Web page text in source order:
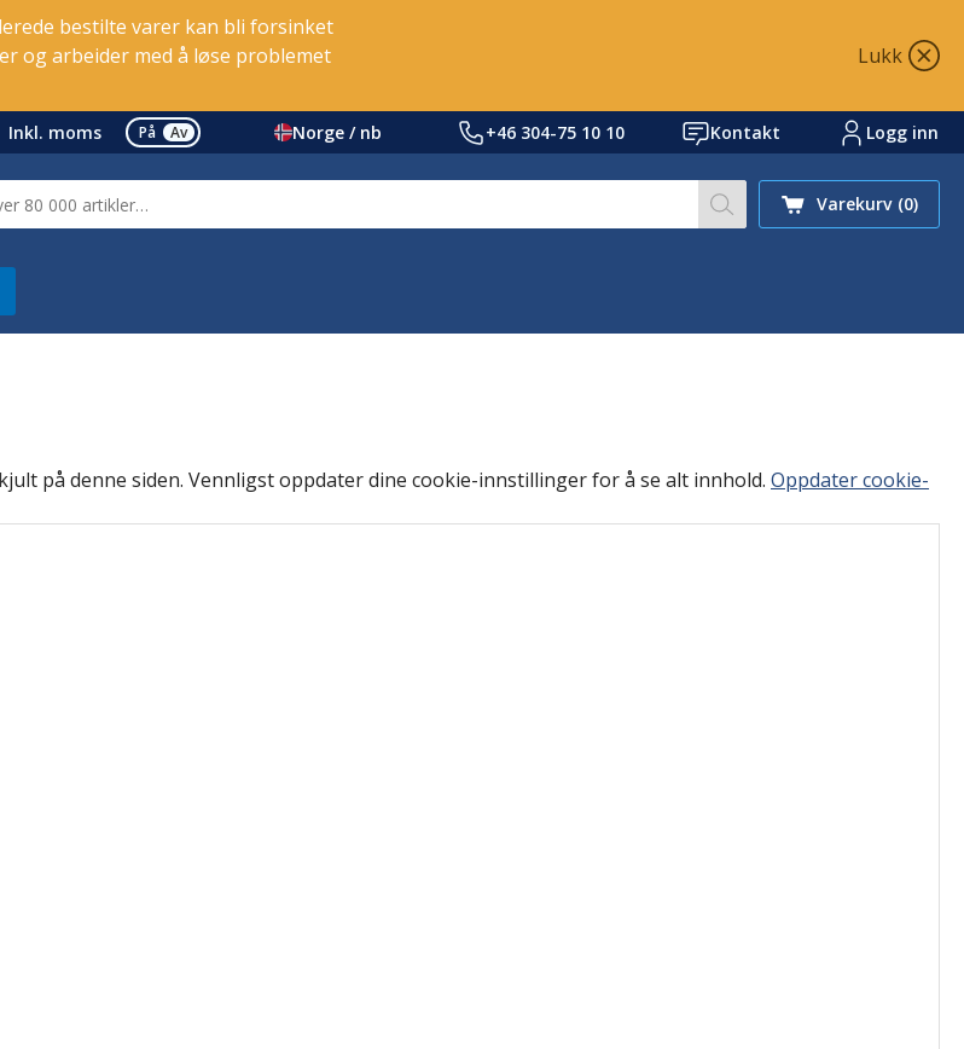
bestilte varer kan bli forsinket
og arbeider med å løse problemet
Lukk
Inkl. moms På Av Norge / nb +46 304-75 10 10 Kontakt Logg inn
Søk på nettstedet
Varekurv (0)
på denne siden. Vennligst oppdater dine cookie-innstillinger for å se alt innhold. Oppdater cookie-